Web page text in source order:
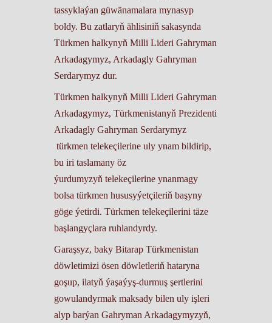
tassyklaýan güwänamalara mynasyp
boldy. Bu zatlaryň ählisiniň sakasynda
Türkmen halkynyň Milli Lideri Gahryman
Arkadagymyz, Arkadagly Gahryman
Serdarymyz dur.
Türkmen halkynyň Milli Lideri Gahryman
Arkadagymyz, Türkmenistanyň Prezidenti
Arkadagly Gahryman Serdarymyz
türkmen telekeçilerine uly ynam bildirip,
bu iri taslamany öz
ýurdumyzyň telekeçilerine ynanmagy
bolsa türkmen hususyýetçileriň başyny
göge ýetirdi. Türkmen telekeçilerini täze
başlangyçlara ruhlandyrdy.
Garaşsyz, baky Bitarap Türkmenistan
döwletimizi ösen döwletleriň hataryna
goşup, ilatyň ýaşaýyş-durmuş şertlerini
gowulandyrmak maksady bilen uly işleri
alyp barýan Gahryman Arkadagymyzyň,